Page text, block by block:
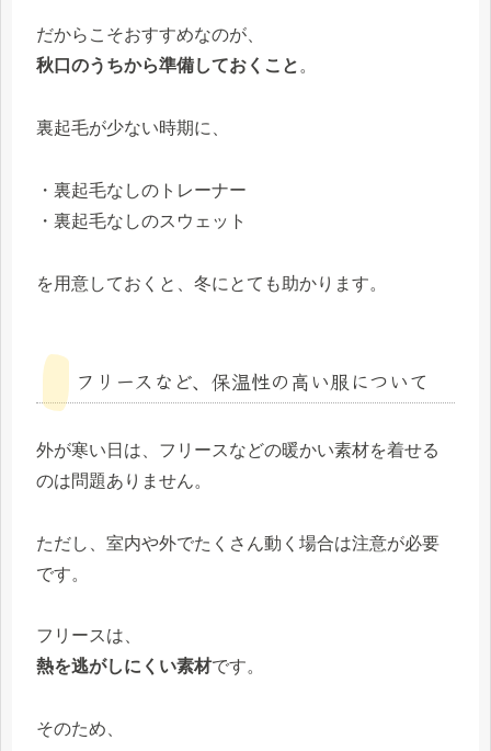
だからこそおすすめなのが、
秋口のうちから準備しておくこと 。
裏起毛が少ない時期に、
・裏起毛なしのトレーナー
・裏起毛なしのスウェット
を用意しておくと、冬にとても助かります。
フリースなど、保温性の高い服について
外が寒い日は、フリースなどの暖かい素材を着せる
のは問題ありません。
ただし、室内や外でたくさん動く場合は注意が必要
です。
フリースは、
熱を逃がしにくい素材です。
そのため、